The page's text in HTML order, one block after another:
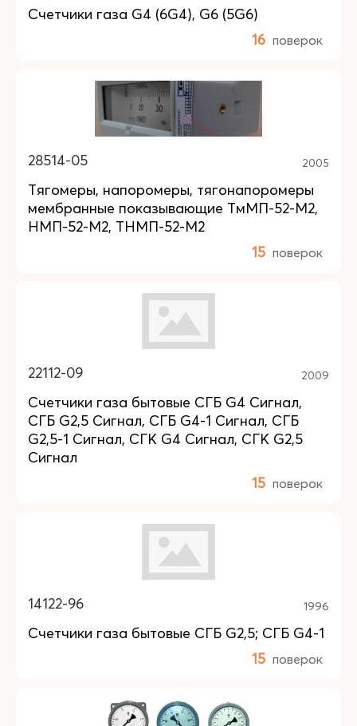
Счетчики газа G4 (6G4), G6 (5G6)
16 поверок
28514-05 2005
Тягомеры, напоромеры, тягонапоромеры
мембранные показывающие ТмМП-52-М2,
НМП-52-М2, ТНМП-52-М2
15 поверок
22112-09 2009
Счетчики газа бытовые СГБ G4 Сигнал,
СГБ G2,5 Сигнал, СГБ G4-1 Сигнал, СГБ
G2,5-1 Сигнал, СГК G4 Сигнал, СГК G2,5
Сигнал
15 поверок
14122-96 1996
Счетчики газа бытовые СГБ G2,5; СГБ G4-1
15 поверок